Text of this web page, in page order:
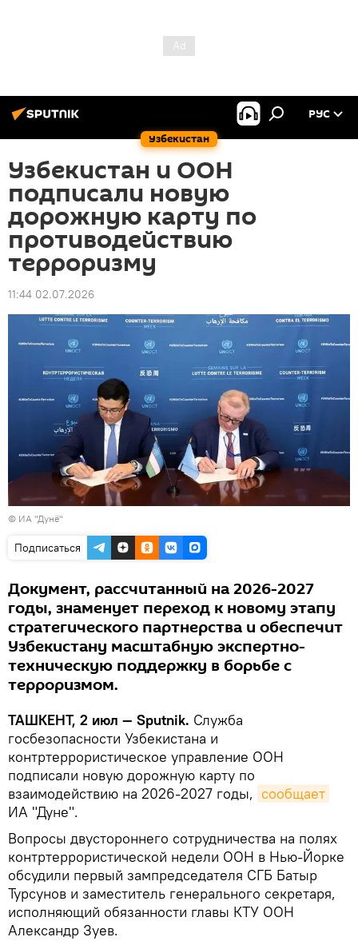
Узбекистан
РУС
Узбекистан и ООН
подписали новую
дорожную карту по
противодействию
терроризму
11:44 02.07.2026
© ИА "Дунё"
Подписаться
Документ, рассчитанный на 2026-2027
годы, знаменует переход к новому этапу
стратегического партнерства и обеспечит
Узбекистану масштабную экспертно-
техническую поддержку в борьбе с
терроризмом.
ТАШКЕНТ, 2 июл — Sputnik. Служба
госбезопасности Узбекистана и
контртеррористическое управление ООН
подписали новую дорожную карту по
взаимодействию на 2026-2027 годы, сообщает
ИА "Дуне".
Вопросы двустороннего сотрудничества на полях
контртеррористической недели ООН в Нью-Йорке
обсудили первый зампредседателя СГБ Батыр
Турсунов и заместитель генерального секретаря,
исполняющий обязанности главы КТУ ООН
Александр Зуев.